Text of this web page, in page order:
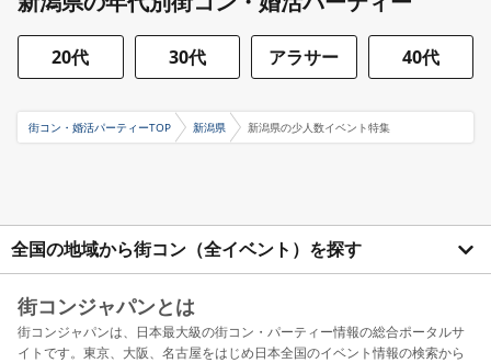
20代 30代 アラサー 40代
街コン・婚活パーティーTOP 新潟県 新潟県の少人数イベント特集
全国の地域から街コン（全イベント）を探す
街コンジャパンとは
街コンジャパンは、日本最大級の街コン・パーティー情報の総合ポータルサ
イトです。東京、大阪、名古屋をはじめ日本全国のイベント情報の検索から